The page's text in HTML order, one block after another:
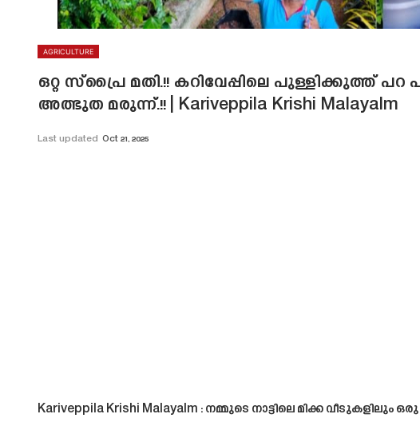
AGRICULTURE
ഒറ്റ സ്പ്രൈ മതി.!! കറിവേപ്പിലെ പുള്ളിക്കുത്ത്
അത്ഭുത മരുന്ന്.!! | Kariveppila Krishi Malayalm
Last updated Oct 21, 2025
Kariveppila Krishi Malayalm : നമ്മുടെ നാട്ടിലെ മിക്ക വീടുകളിലും